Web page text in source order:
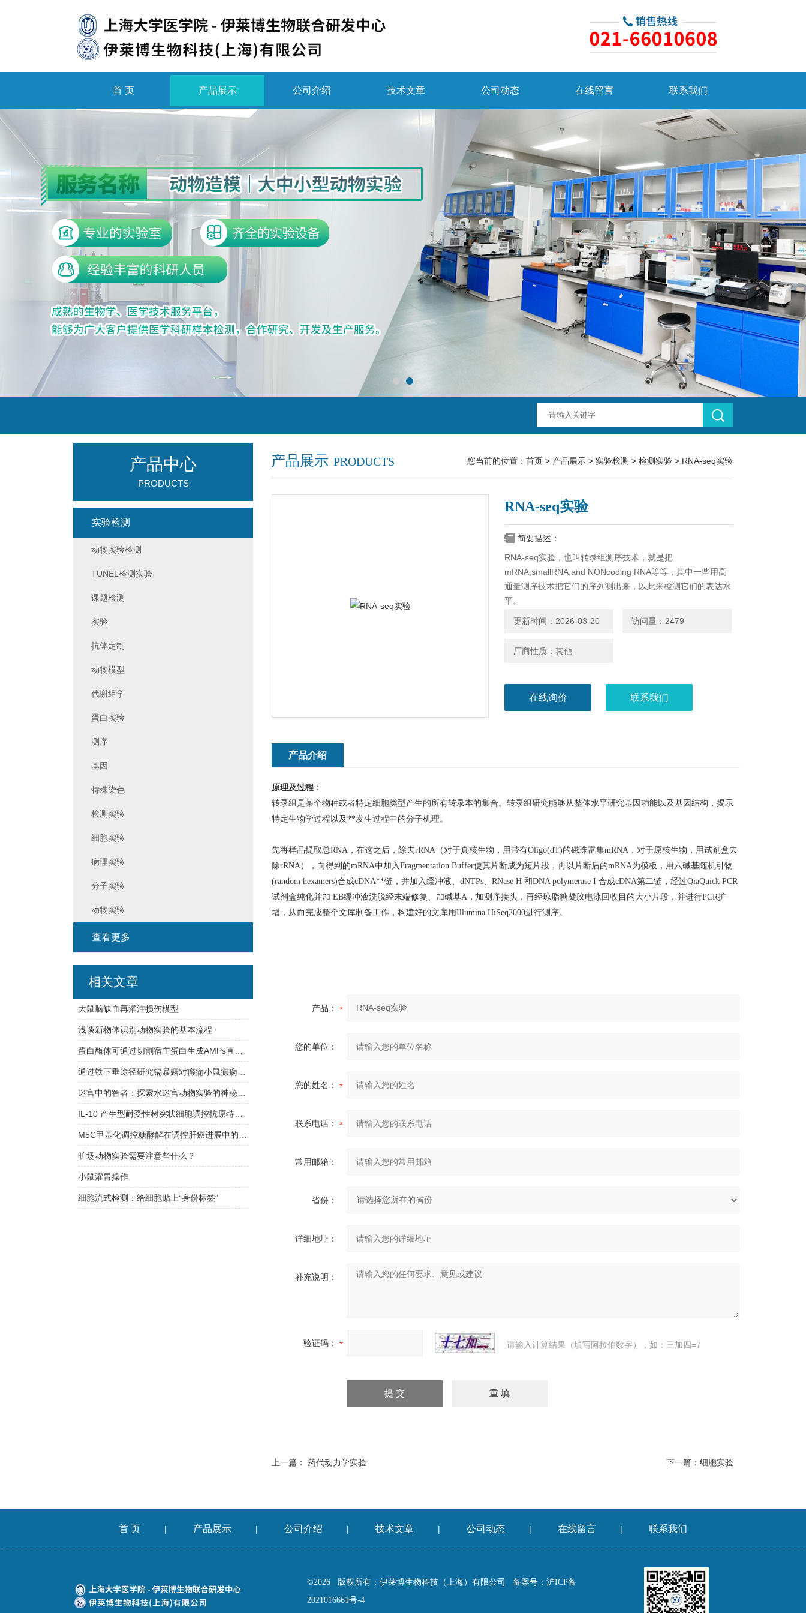
首 页 产品展示 公司介绍 技术文章 公司动态 在线留言 联系我们
产品展示 PRODUCTS 您当前的位置： 首页 > 产品展示 > 实验检测 > 检测实验 > RNA-seq实验
RNA-seq实验
简要描述：
RNA-seq实验，也叫转录组测序技术，就是把
mRNA,smallRNA,and NONcoding RNA等等，其中一些用高
通量测序技术把它们的序列测出来，以此来检测它们的表达水
平。
更新时间：2026-03-20 访问量：2479
厂商性质：其他
在线询价 联系我们
产品介绍
原理及过程 ：
转录组是某个物种或者特定细胞类型产生的所有转录本的集合。转录组研究能够从整体水平研究基因功能以及基因结构，揭示
特定生物学过程以及**发生过程中的分子机理。
先将样品提取总RNA，在这之后，除去rRNA（对于真核生物，用带有Oligo(dT)的磁珠富集mRNA，对于原核生物，用试剂盒去
除rRNA），向得到的mRNA中加入Fragmentation Buffer使其片断成为短片段，再以片断后的mRNA为模板，用六碱基随机引物
(random hexamers)合成cDNA**链，并加入缓冲液、dNTPs、RNase H 和DNA polymerase I 合成cDNA第二链，经过QiaQuick PCR
试剂盒纯化并加 EB缓冲液洗脱经末端修复、加碱基A，加测序接头，再经琼脂糖凝胶电泳回收目的大小片段，并进行PCR扩
增，从而完成整个文库制备工作，构建好的文库用Illumina HiSeq2000进行测序。
产品：
您的单位：
您的姓名：
联系电话：
常用邮箱：
省份：
详细地址：
补充说明：
验证码： 请输入计算结果（填写阿拉伯数字），如：三加四=7
上一篇： 药代动力学实验 下一篇： 细胞实验
产品中心
PRODUCTS
实验检测
动物实验检测
TUNEL检测实验
课题检测
实验
抗体定制
动物模型
代谢组学
蛋白实验
测序
基因
特殊染色
检测实验
细胞实验
病理实验
分子实验
动物实验
查看更多
相关文章
大鼠脑缺血再灌注损伤模型
浅谈新物体识别动物实验的基本流程
迷宫中的智者：探索水迷宫动物实验的神秘特点
IL-10 产生型耐受性树突状细胞调控抗原特异性 B 细胞应答
旷场动物实验需要注意些什么？
小鼠灌胃操作
细胞流式检测：给细胞贴上“身份标签”
首 页 | 产品展示 | 公司介绍 | 技术文章 | 公司动态 | 在线留言 | 联系我们
©2026 版权所有：伊莱博生物科技（上海）有限公司 备案号：沪ICP备
2021016661号-4